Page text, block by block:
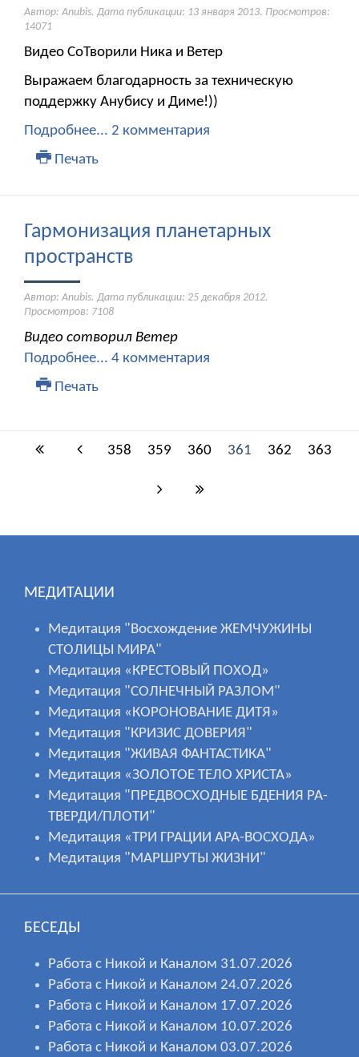
Автор: Anubis. Дата публикации: 13 января 2013. Просмотров:
14071
Видео СоТворили Ника и Ветер
Выражаем благодарность за техническую
поддержку Анубису и Диме!))
Подробнее... 2 комментария
Печать
Гармонизация планетарных
пространств
Автор: Anubis. Дата публикации: 25 декабря 2012.
Просмотров: 7108
Видео сотворил Ветер
Подробнее... 4 комментария
Печать
358 359 360 361 362 363
МЕДИТАЦИИ
Медитация "Восхождение ЖЕМЧУЖИНЫ
СТОЛИЦЫ МИРА"
Медитация «КРЕСТОВЫЙ ПОХОД»
Медитация "СОЛНЕЧНЫЙ РАЗЛОМ"
Медитация «КОРОНОВАНИЕ ДИТЯ»
Медитация "КРИЗИС ДОВЕРИЯ"
Медитация "ЖИВАЯ ФАНТАСТИКА"
Медитация «ЗОЛОТОЕ ТЕЛО ХРИСТА»
Медитация "ПРЕДВОСХОДНЫЕ БДЕНИЯ РА-
ТВЕРДИ/ПЛОТИ"
Медитация «ТРИ ГРАЦИИ АРА-ВОСХОДА»
Медитация "МАРШРУТЫ ЖИЗНИ"
БЕСЕДЫ
Работа с Никой и Каналом 31.07.2026
Работа с Никой и Каналом 24.07.2026
Работа с Никой и Каналом 17.07.2026
Работа с Никой и Каналом 10.07.2026
Работа с Никой и Каналом 03.07.2026